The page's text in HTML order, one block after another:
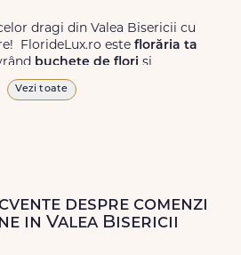
dragi din Valea Bisericii cu
FlorideLux.ro este florăria ta
buchete de flori și
calitate superioară în Valea
chiar și în weekend , pentru ca tu
Vezi toate
despre comenzi
in Valea Bisericii